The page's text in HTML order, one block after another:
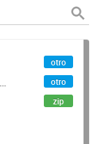
otro
otro
zip